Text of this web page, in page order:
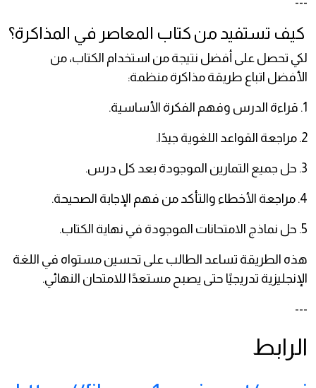
كيف تستفيد من كتاب المعاصر في المذاكرة؟
لكي تحصل على أفضل نتيجة من استخدام الكتاب، من
الأفضل اتباع طريقة مذاكرة منظمة:
1. قراءة الدرس وفهم الفكرة الأساسية.
2. مراجعة القواعد اللغوية جيدًا.
3. حل جميع التمارين الموجودة بعد كل درس.
4. مراجعة الأخطاء والتأكد من فهم الإجابة الصحيحة.
5. حل نماذج الامتحانات الموجودة في نهاية الكتاب.
هذه الطريقة تساعد الطالب على تحسين مستواه في اللغة
الإنجليزية تدريجيًا حتى يصبح مستعدًا للامتحان النهائي.
---
الرابط